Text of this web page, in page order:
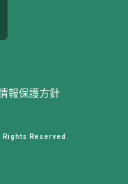
報保護⽅針
Reserved.